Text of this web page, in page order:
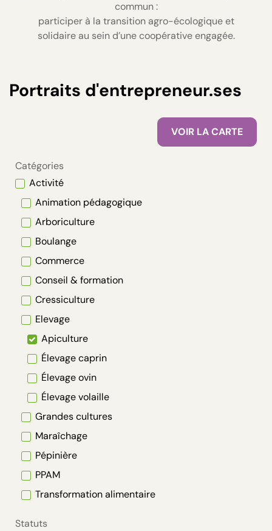
commun :
participer à la transition agro-écologique et
solidaire au sein d’une coopérative engagée.
Portraits d'entrepreneur.ses
VOIR LA CARTE
Catégories
Activité
Animation pédagogique
Arboriculture
Boulange
Commerce
Conseil & formation
Cressiculture
Elevage
Apiculture
Élevage caprin
Élevage ovin
Élevage volaille
Grandes cultures
Maraîchage
Pépinière
PPAM
Transformation alimentaire
Statuts